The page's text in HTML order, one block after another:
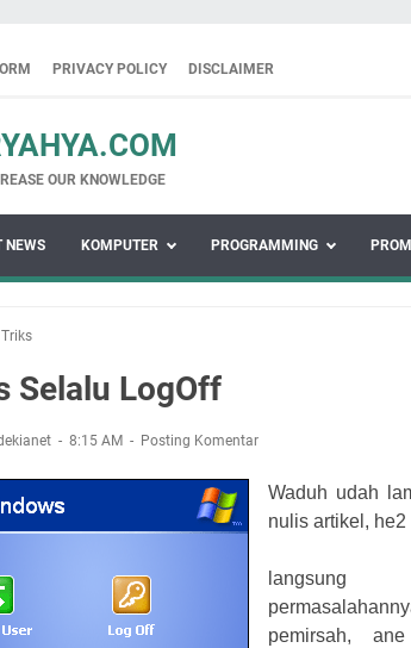
PRIVACY POLICY DISCLAIMER
OUR KNOWLEDGE
NEWS KOMPUTER PROGRAMMING
Selalu LogOff
8:15 AM Posting Komentar
Waduh udah
nulis artikel, he2
pemirsah,